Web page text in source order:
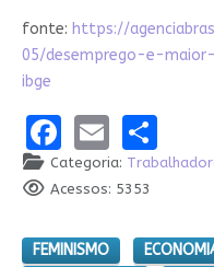
fonte: https://
05/desemprego-e-
ibge
Facebook
Email
Categoria:
Acessos: 5353
FEMINISMO